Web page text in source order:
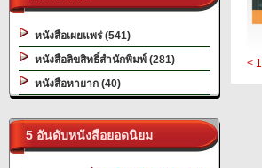
หนังสือเผยแพร่ (541)
หนังสือลิขสิทธิ์สำนักพิมพ์ (281)
หนังสือหายาก (40)
5 อันดับหนังสือยอดนิยม
< 1